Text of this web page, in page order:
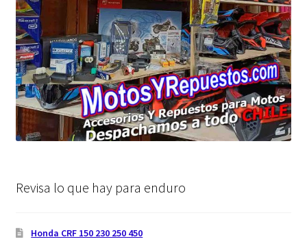
Revisa lo que hay para enduro
Honda CRF 150 230 250 450